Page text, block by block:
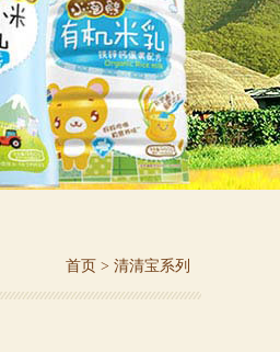
首页 > 清清宝系列